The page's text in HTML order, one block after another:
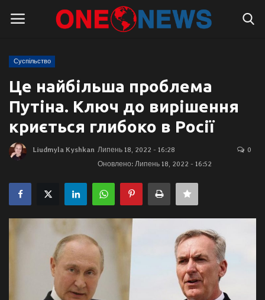
Логін
Головна
Контакти
Підтримати проєкт
Правила для блогерів
Суспільство
Суспільство
Це найбільша проблема
Путіна. Ключ до вирішення
криється глибоко в Росії
Liudmyla Kyshkan Липень 18, 2022 - 16:28
Оновлено: Липень 18, 2022 - 16:52
0